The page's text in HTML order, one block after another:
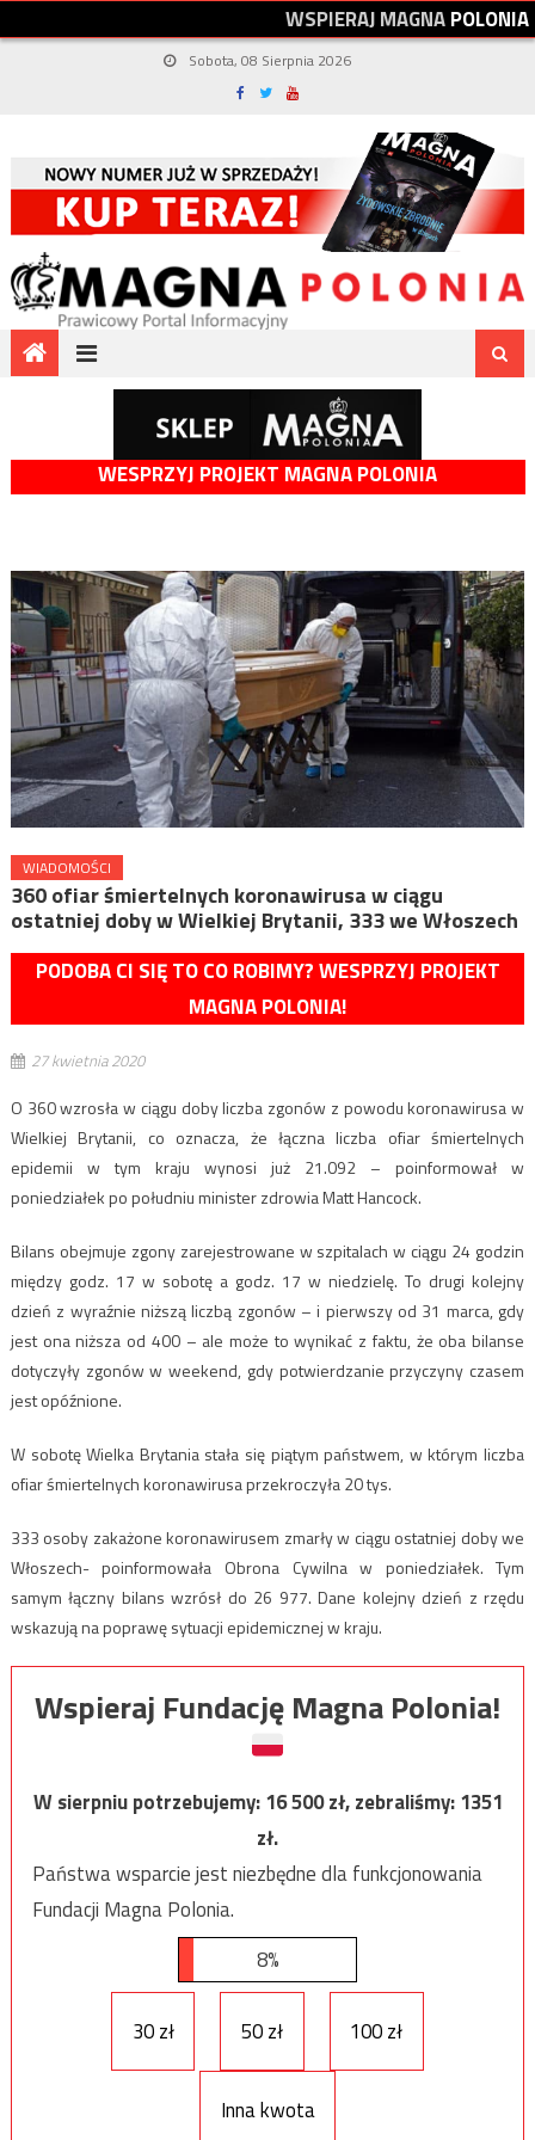
WSPIERAJMAGNAPOLONIA
Sobota, 08 Sierpnia 2026
WESPRZYJ PROJEKT MAGNA POLONIA
WIADOMOŚCI
360 ofiar śmiertelnych koronawirusa w ciągu
ostatniej doby w Wielkiej Brytanii, 333 we Włoszech
PODOBA CI SIĘ TO CO ROBIMY? WESPRZYJ PROJEKT
MAGNA POLONIA!
27 kwietnia 2020
O 360 wzrosła w ciągu doby liczba zgonów z powodu koronawirusa w
Wielkiej Brytanii, co oznacza, że łączna liczba ofiar śmiertelnych
epidemii w tym kraju wynosi już 21.092 – poinformował w
poniedziałek po południu minister zdrowia Matt Hancock.
Bilans obejmuje zgony zarejestrowane w szpitalach w ciągu 24 godzin
między godz. 17 w sobotę a godz. 17 w niedzielę. To drugi kolejny
dzień z wyraźnie niższą liczbą zgonów – i pierwszy od 31 marca, gdy
jest ona niższa od 400 – ale może to wynikać z faktu, że oba bilanse
dotyczyły zgonów w weekend, gdy potwierdzanie przyczyny czasem
jest opóźnione.
W sobotę Wielka Brytania stała się piątym państwem, w którym liczba
ofiar śmiertelnych koronawirusa przekroczyła 20 tys.
333 osoby zakażone koronawirusem zmarły w ciągu ostatniej doby we
Włoszech- poinformowała Obrona Cywilna w poniedziałek. Tym
samym łączny bilans wzrósł do 26 977. Dane kolejny dzień z rzędu
wskazują na poprawę sytuacji epidemicznej w kraju.
Wspieraj Fundację Magna Polonia!
W sierpniu potrzebujemy:16 500zł, zebraliśmy:1351
zł.
Państwa wsparcie jest niezbędne dla funkcjonowania
Fundacji Magna Polonia.
8%
30 zł 50 zł 100 zł
Inna kwota